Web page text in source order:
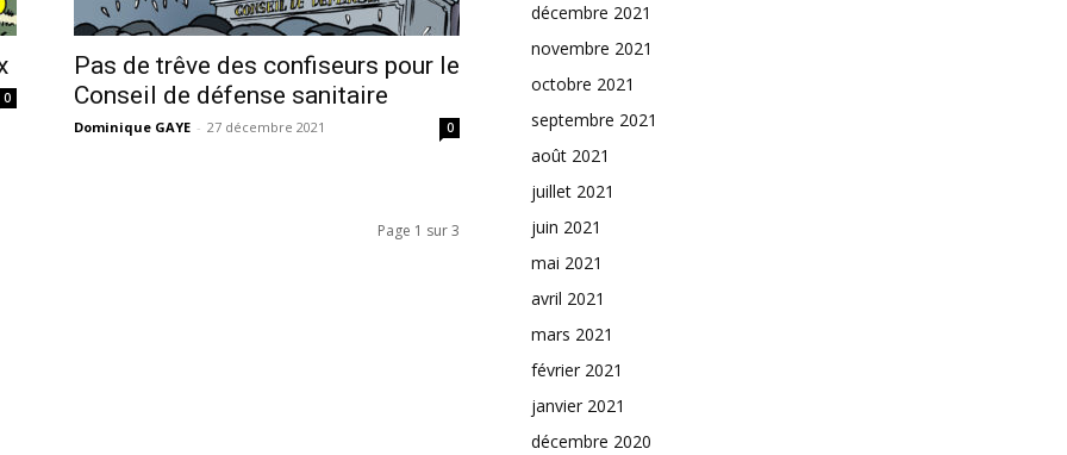
0
Pas de trêve des confiseurs pour le
Conseil de défense sanitaire
Dominique GAYE - 27 décembre 2021 0
Page 1 sur 3
décembre 2021
novembre 2021
octobre 2021
septembre 2021
août 2021
juillet 2021
juin 2021
mai 2021
avril 2021
mars 2021
février 2021
janvier 2021
décembre 2020